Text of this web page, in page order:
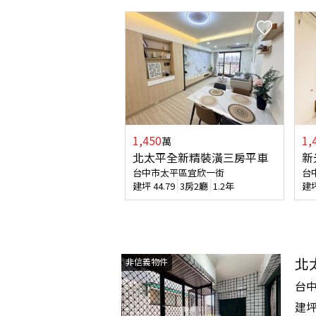
1,450萬
北太平全新精裝潢三房平車
台中市太平區宜欣一街
建坪44.79 3房2廳 1.2年
台
建
非信義物件 北
台
建